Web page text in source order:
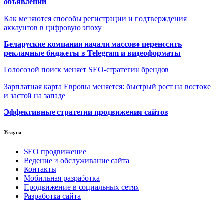
объявлений
Как меняются способы регистрации и подтверждения
аккаунтов в цифровую эпоху
Беларуские компании начали массово переносить
рекламные бюджеты в Telegram и видеоформаты
Голосовой поиск меняет SEO-стратегии брендов
Зарплатная карта Европы меняется: быстрый рост на востоке
и застой на западе
Эффективные стратегии продвижения сайтов
Услуги
SEO продвижение
Ведение и обслуживание сайта
Контакты
Мобильная разработка
Продвижение в социальных сетях
Разработка сайта